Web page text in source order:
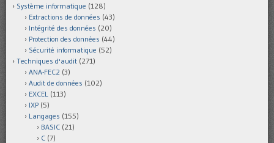
Système informatique (128)
Extractions de données (43)
Intégrité des données (20)
Protection des données (44)
Sécurité informatique (52)
Techniques d'audit (271)
ANA-FEC2 (3)
Audit de données (102)
EXCEL (113)
IXP (5)
Langages (155)
BASIC (21)
C (7)